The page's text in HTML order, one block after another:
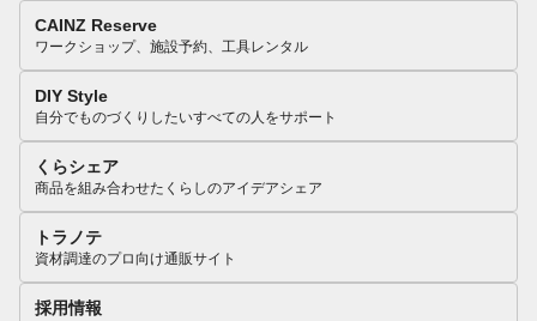
CAINZ Reserve
ワークショップ、施設予約、工具レンタル
DIY Style
自分でものづくりしたいすべての人をサポート
くらシェア
商品を組み合わせたくらしのアイデアシェア
トラノテ
資材調達のプロ向け通販サイト
採用情報